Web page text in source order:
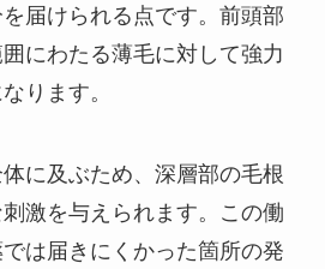
届けられる点です。前頭部
にわたる薄毛に対して強力
ります。
に及ぶため、深層部の毛根
激を与えられます。この働
は届きにくかった箇所の発